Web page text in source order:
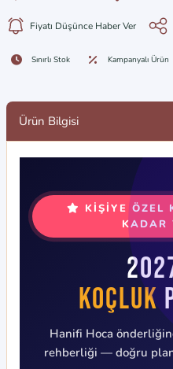
Fiyatı Düşünce Haber Ver
Sınırlı Stok Kampanyalı Ürün
Ürün Bilgisi
KIŞIYE ÖZEL
KADAR
Koçluk
Hanifi Hoca
rehberliği — doğru